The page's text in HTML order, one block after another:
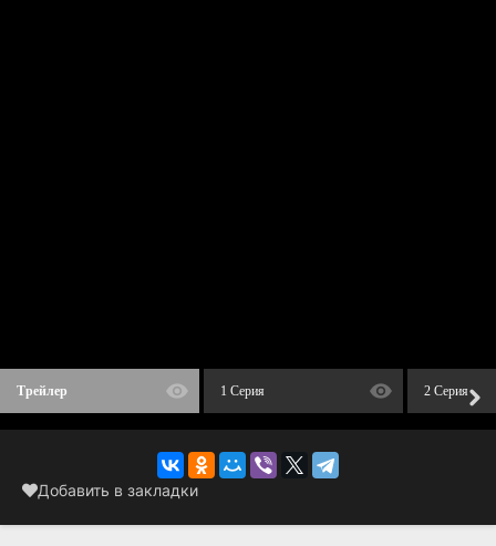
Трейлер 1 Серия 2 Серия
Добавить в закладки